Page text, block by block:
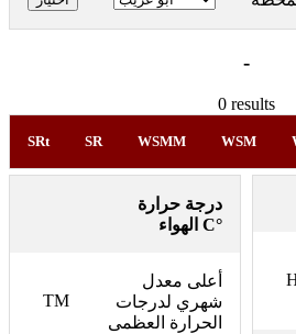
-
0 results
SRt SR WSMM WSM
درجة حرارة
الهواء C°
TM
أعلى معدل
شهري لدرجات
الحرارة العظمى